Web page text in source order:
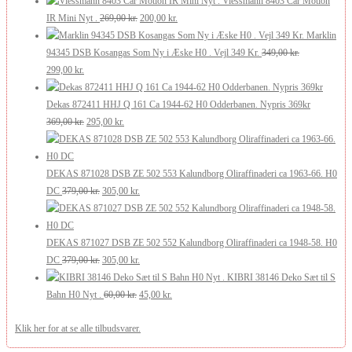
210,00 kr..126,00 kr..
var:
175,00 kr..
er:
105,00 kr..
IR Mini Nyt .
269,00kr. Den
oprindelige
pris
269,00 kr..
200,00 kr.
aktuelle
pris
200,00 kr..
Marklin
94345 DSB Kosangas Som Ny i Æske H0 . Vejl 349 Kr. 349,00kr.
Den
oprindelige
pris
var:
349,00 kr..
299,00 kr.
aktuelle
pris
er:
299,00 kr..
Dekas 872411 HHJ Q 161 Ca 1944-62 H0 Odderbanen. Nypris 369kr
369,00kr. Den
oprindelige
var:
369,00 kr..
295,00 kr.
aktuelle
er:
295,00 kr..
DEKAS 871028 DSB ZE 502 553 Kalundborg Oliraffinaderi ca 1963-66. H0
DC 379,00kr. Den
oprindelige
var:
379,00 kr..
305,00 kr.
aktuelle
er:
DEKAS 871027 DSB ZE 502 552 Kalundborg Oliraffinaderi ca 1948-58. H0
DC 379,00kr. Den
oprindelige
pris
379,00 kr..
305,00 kr.
aktuelle
pris
KIBRI 38146 Deko Sæt til S
Bahn H0 Nyt .
60,00kr. Den
pris
var:
45,00 kr.
er:
Klik her for at se alle tilbudsvarer.